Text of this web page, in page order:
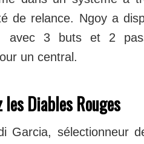
de relance. Ngoy a
avec 3 buts et 2
un central.
Diables Rouges
Garcia, sélectionneur